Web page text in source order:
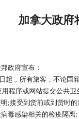
加拿大政府
政府宣布：
日起，所有旅客，不论国
用程序或网站提交公共卫
;接受到货前或到货时的
毒感染相关的检疫隔离;